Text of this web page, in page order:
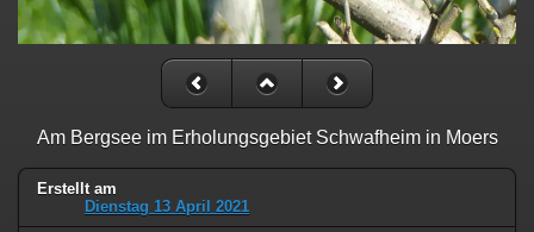
Am Bergsee im Erholungsgebiet Schwafheim in Moers
Erstellt am
Dienstag 13 April 2021